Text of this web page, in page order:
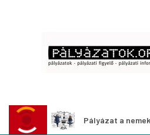
Pályázat a nemek közötti